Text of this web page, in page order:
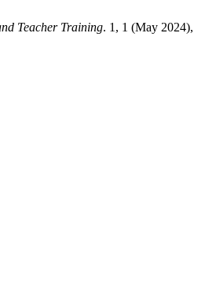
Teacher Training. 1, 1 (May 2024),